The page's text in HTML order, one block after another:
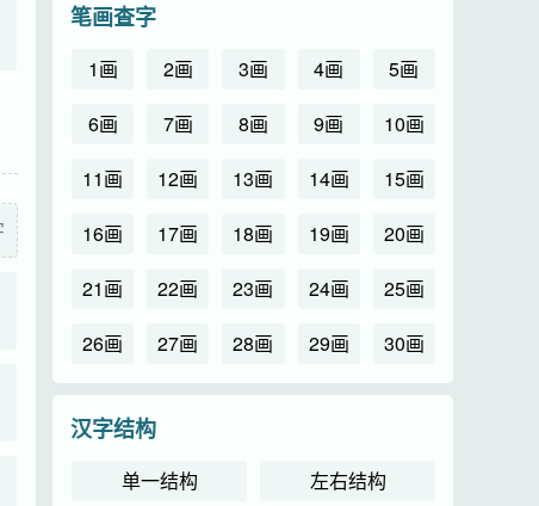
笔画查字
1画 2画 3画 4画
5画
6画
7画 8画 9画
10画
11画
12画 13画 14画
15画
16画
17画 18画 19画
20画
21画
22画 23画 24画
25画
26画
27画 28画 29画 30画
汉字结构
单一结构
左右结构